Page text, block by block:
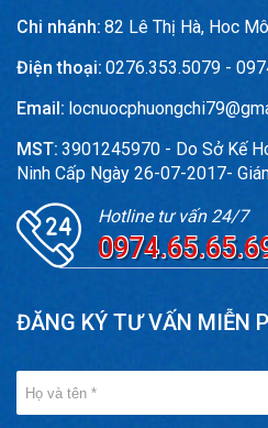
Chi nhánh: 82 Lê Thị Hà, Hoc
Điện thoại: 0276.353.5079 -
Email:
MST: 3901245970 - Do Sở Kế
Ninh Cấp Ngày 26-07-2017-
Hotline tư vấn 24/7
ĐĂNG KÝ TƯ VẤN MIỄN